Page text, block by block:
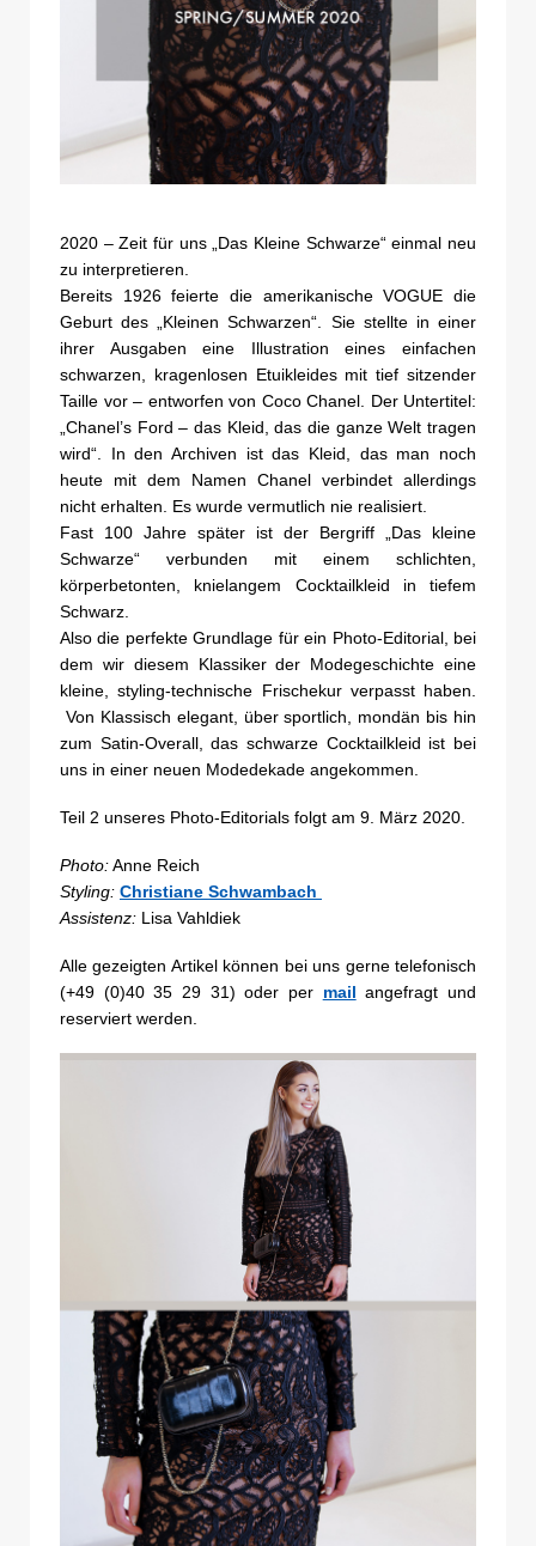
2020 – Zeit für uns „Das Kleine Schwarze“ einmal neu
zu interpretieren.
Bereits 1926 feierte die amerikanische VOGUE die
Geburt des „Kleinen Schwarzen“. Sie stellte in einer
ihrer Ausgaben eine Illustration eines einfachen
schwarzen, kragenlosen Etuikleides mit tief sitzender
Taille vor – entworfen von Coco Chanel. Der Untertitel:
„Chanel’s Ford – das Kleid, das die ganze Welt tragen
wird“. In den Archiven ist das Kleid, das man noch
heute mit dem Namen Chanel verbindet allerdings
nicht erhalten. Es wurde vermutlich nie realisiert.
Fast 100 Jahre später ist der Bergriff „Das kleine
Schwarze“ verbunden mit einem schlichten,
körperbetonten, knielangem Cocktailkleid in tiefem
Schwarz.
Also die perfekte Grundlage für ein Photo-Editorial, bei
dem wir diesem Klassiker der Modegeschichte eine
kleine, styling-technische Frischekur verpasst haben.
Von Klassisch elegant, über sportlich, mondän bis hin
zum Satin-Overall, das schwarze Cocktailkleid ist bei
uns in einer neuen Modedekade angekommen.
Teil 2 unseres Photo-Editorials folgt am 9. März 2020.
Photo:Anne Reich
Styling: Christiane Schwambach
Assistenz: Lisa Vahldiek
Alle gezeigten Artikel können bei uns gerne telefonisch
(+49 (0)40 35 29 31) oder per mail angefragt und
reserviert werden.